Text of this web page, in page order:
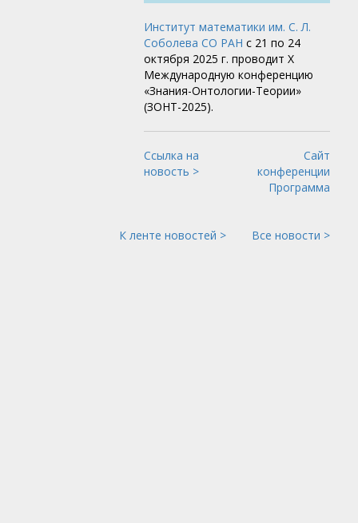
Институт математики им. С. Л.
Соболева СО РАН с 21 по 24
октября 2025 г. проводит X
Международную конференцию
«Знания-Онтологии-Теории»
(ЗОНТ-2025).
Ссылка на
новость >
Сайт
конференции
Программа
К ленте новостей > Все новости >